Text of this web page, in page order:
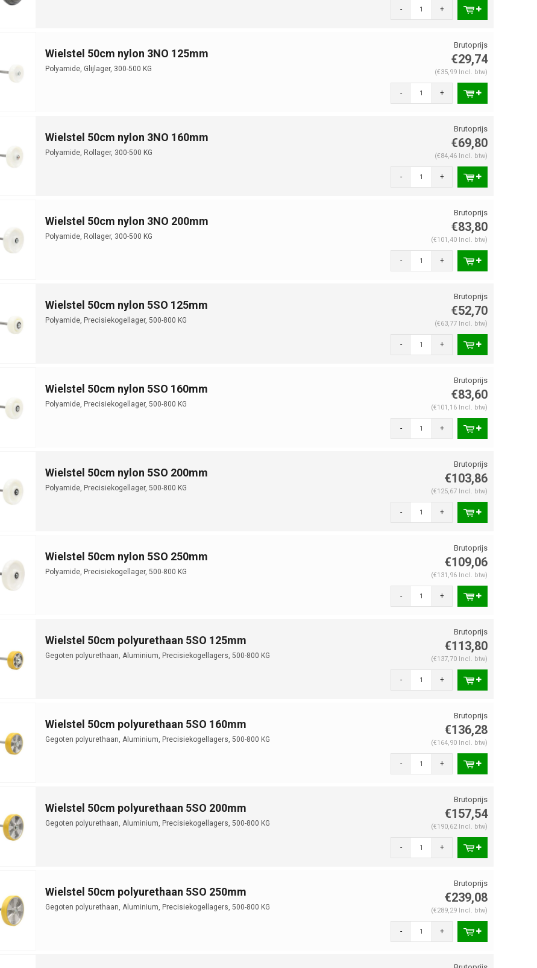
- +
Wielstel 50cm nylon 3NO 125mm
Polyamide, Glijlager, 300-500 KG
€29,74
(€35,99 Incl. btw)
- +
Wielstel 50cm nylon 3NO 160mm
Polyamide, Rollager, 300-500 KG
€69,80
(€84,46 Incl. btw)
- +
Wielstel 50cm nylon 3NO 200mm
Polyamide, Rollager, 300-500 KG
€83,80
(€101,40 Incl. btw)
- +
Wielstel 50cm nylon 5SO 125mm
Polyamide, Precisiekogellager, 500-800 KG
€52,70
(€63,77 Incl. btw)
- +
Wielstel 50cm nylon 5SO 160mm
Polyamide, Precisiekogellager, 500-800 KG
€83,60
(€101,16 Incl. btw)
- +
Wielstel 50cm nylon 5SO 200mm
Polyamide, Precisiekogellager, 500-800 KG
€103,86
(€125,67 Incl. btw)
- +
Wielstel 50cm nylon 5SO 250mm
Polyamide, Precisiekogellager, 500-800 KG
€109,06
(€131,96 Incl. btw)
- +
Wielstel 50cm polyurethaan 5SO 125mm
Gegoten polyurethaan, Aluminium, Precisiekogellagers, 500-800 KG
€113,80
(€137,70 Incl. btw)
- +
Wielstel 50cm polyurethaan 5SO 160mm
Gegoten polyurethaan, Aluminium, Precisiekogellagers, 500-800 KG
€136,28
(€164,90 Incl. btw)
- +
Wielstel 50cm polyurethaan 5SO 200mm
Gegoten polyurethaan, Aluminium, Precisiekogellagers, 500-800 KG
€157,54
(€190,62 Incl. btw)
- +
Wielstel 50cm polyurethaan 5SO 250mm
Gegoten polyurethaan, Aluminium, Precisiekogellagers, 500-800 KG
€239,08
(€289,29 Incl. btw)
- +